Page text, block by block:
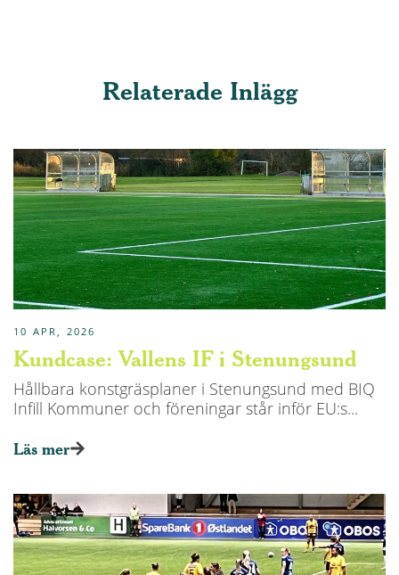
Relaterade Inlägg
10 APR, 2026
Kundcase: Vallens IF i Stenungsund
Hållbara konstgräsplaner i Stenungsund med BIQ
Infill Kommuner och föreningar står inför EU:s...
Läs mer